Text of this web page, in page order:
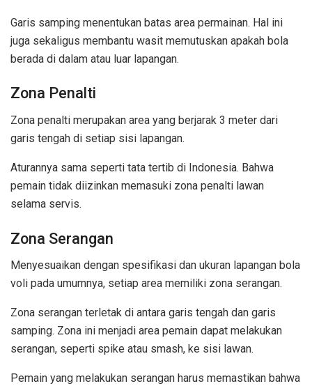
Garis samping menentukan batas area permainan. Hal ini
juga sekaligus membantu wasit memutuskan apakah bola
berada di dalam atau luar lapangan.
Zona Penalti
Zona penalti merupakan area yang berjarak 3 meter dari
garis tengah di setiap sisi lapangan.
Aturannya sama seperti tata tertib di Indonesia. Bahwa
pemain tidak diizinkan memasuki zona penalti lawan
selama servis.
Zona Serangan
Menyesuaikan dengan spesifikasi dan ukuran lapangan bola
voli pada umumnya, setiap area memiliki zona serangan.
Zona serangan terletak di antara garis tengah dan garis
samping. Zona ini menjadi area pemain dapat melakukan
serangan, seperti spike atau smash, ke sisi lawan.
Pemain yang melakukan serangan harus memastikan bahwa